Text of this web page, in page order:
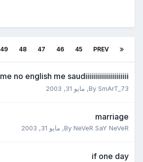
PREV
45
46
47
48
49
me no english me saudiiiiiiiiiiiiiiiiiiiiii
By SmArT_73
, مايو 31, 2003
marriage
By NeVeR SaY NeVeR
, مايو 31, 2003
if one day